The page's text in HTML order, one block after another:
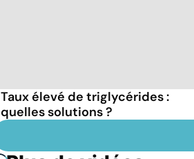
Taux élevé de triglycérides :
quelles solutions ?